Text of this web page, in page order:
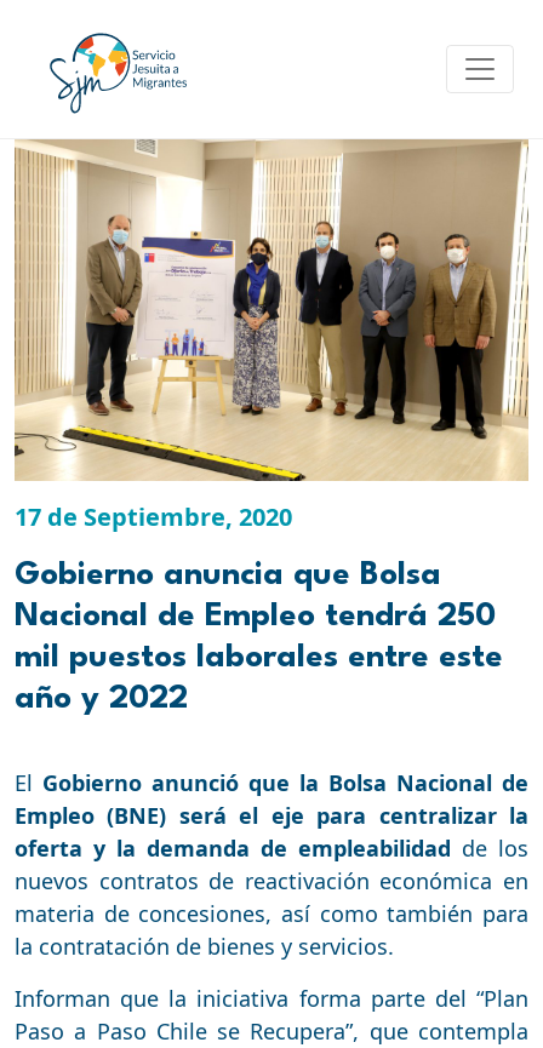
content
17 de Septiembre, 2020
Gobierno anuncia que Bolsa
Nacional de Empleo tendrá 250
mil puestos laborales entre este
año y 2022
El Gobierno anunció que la Bolsa Nacional de
Empleo (BNE) será el eje para centralizar la
oferta y la demanda de empleabilidad de los
nuevos contratos de reactivación económica en
materia de concesiones, así como también para
la contratación de bienes y servicios.
Informan que la iniciativa forma parte del “Plan
Paso a Paso Chile se Recupera”, que contempla